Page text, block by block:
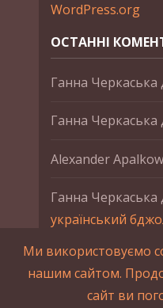
WordPress.org
ОСТАННІ
Ганна Черкаська
Ганна Черкаська
Alexander Apalkow
Ганна Черкаська
український
Ганна Черкаська
2015-2023 ©
Ми використовуємо
нашим сайтом.
сайт ви